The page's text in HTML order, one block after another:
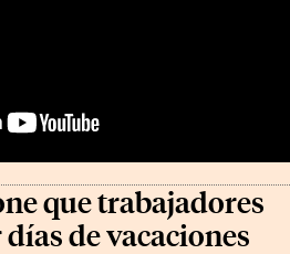
que trabajadores
de vacaciones